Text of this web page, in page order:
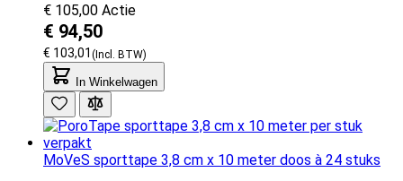
€ 105,00 Actie
€ 103,01
€ 94,50
In Winkelwagen
MoVeS sporttape 3,8 cm x 10 meter doos à 24 stuks